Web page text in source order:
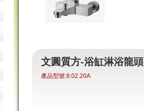
文圓質方-浴缸淋浴龍頭
產品型號:8.02.20A